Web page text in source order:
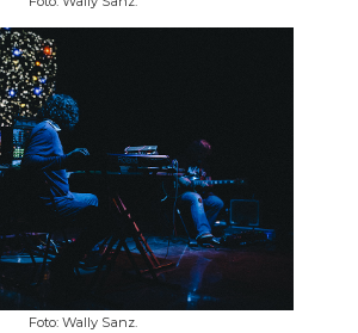
Foto: Wally Sanz.